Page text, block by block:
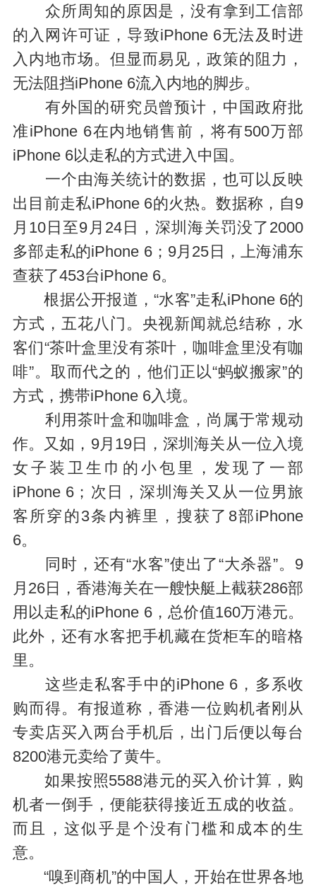
众所周知的原因是，没有拿到工信部
的入网许可证，导致iPhone 6无法及时进
入内地市场。但显而易见，政策的阻力，
无法阻挡iPhone 6流入内地的脚步。
有外国的研究员曾预计，中国政府批
准iPhone 6在内地销售前，将有500万部
iPhone 6以走私的方式进入中国。
一个由海关统计的数据，也可以反映
出目前走私iPhone 6的火热。数据称，自9
月10日至9月24日，深圳海关罚没了2000
多部走私的iPhone 6；9月25日，上海浦东
查获了453台iPhone 6。
根据公开报道，“水客”走私iPhone 6的
方式，五花八门。央视新闻就总结称，水
客们“茶叶盒里没有茶叶，咖啡盒里没有咖
啡”。取而代之的，他们正以“蚂蚁搬家”的
方式，携带iPhone 6入境。
利用茶叶盒和咖啡盒，尚属于常规动
作。又如，9月19日，深圳海关从一位入境
女子装卫生巾的小包里，发现了一部
iPhone 6；次日，深圳海关又从一位男旅
客所穿的3条内裤里，搜获了8部iPhone
6。
同时，还有“水客”使出了“大杀器”。9
月26日，香港海关在一艘快艇上截获286部
用以走私的iPhone 6，总价值160万港元。
此外，还有水客把手机藏在货柜车的暗格
里。
这些走私客手中的iPhone 6，多系收
购而得。有报道称，香港一位购机者刚从
专卖店买入两台手机后，出门后便以每台
8200港元卖给了黄牛。
如果按照5588港元的买入价计算，购
机者一倒手，便能获得接近五成的收益。
而且，这似乎是个没有门槛和成本的生
意。
“嗅到商机”的中国人，开始在世界各地